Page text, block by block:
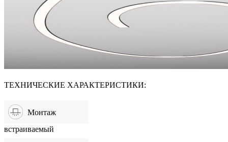
ТЕХНИЧЕСКИЕ ХАРАКТЕРИСТИКИ:
Монтаж
встраиваемый